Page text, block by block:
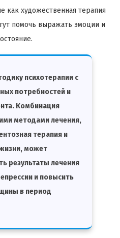
как художественная терапия
помочь выражать эмоции и
психотерапии с
потребностей и
Комбинация
методами лечения,
терапия и
может
результаты лечения
и повысить
в период